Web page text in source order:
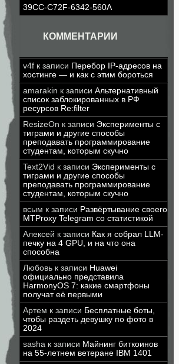
39CC-C72F-6342-560A
КОММЕНТАРИИ
v4f к записи Перебор IP-адресов на
хостинге — и как с этим бороться
amarakin к записи Альтернативный
список заблокированных в РФ
ресурсов Re:filter
ResizeOn к записи Эксперименты с
тиграми и другие способы
преподавать программирование
студентам, которым скучно
Text2Vid к записи Эксперименты с
тиграми и другие способы
преподавать программирование
студентам, которым скучно
всым к записи Развёртывание своего
MTProxy Telegram со статистикой
Алексей к записи Как я собрал LLM-
печку на 4 GPU, и на что она
способна
Любовь к записи Huawei
официально представила
HarmonyOS 7: какие смартфоны
получат её первыми
Артем к записи Бесплатные боты,
чтобы раздеть девушку по фото в
2024
sasha к записи Майнинг биткоинов
на 55-летнем ветеране IBM 1401